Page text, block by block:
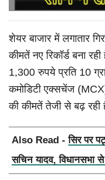
शेयर बाजार में लगातार
कीमतें नए रिकॉर्ड बना
1,300 रुपये प्रति 10
कमोडिटी एक्सचेंज
की कीमतें तेजी से बढ़ रही
Also Read -सिर पर
सचिन यादव, विधानसभा